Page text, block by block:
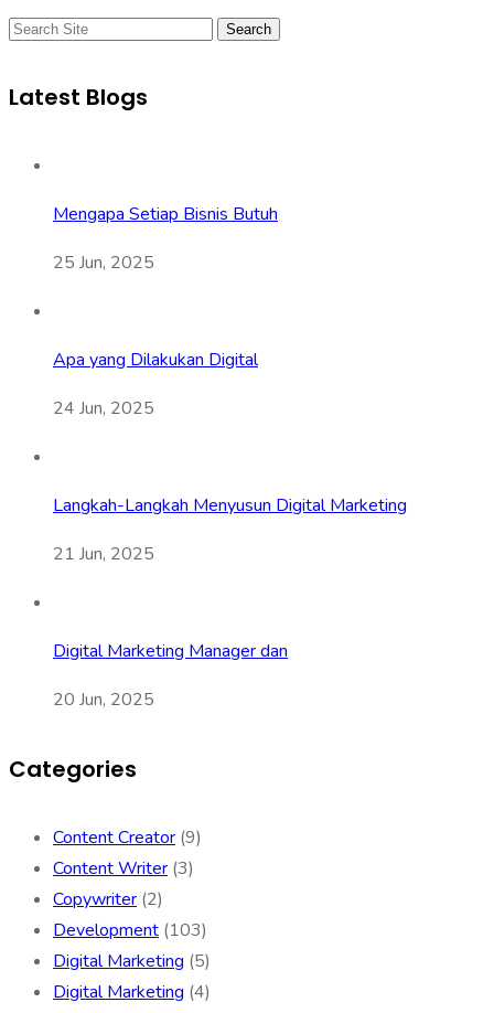
Search
Latest Blogs
Mengapa Setiap Bisnis Butuh
25 Jun, 2025
Apa yang Dilakukan Digital
24 Jun, 2025
Langkah-Langkah Menyusun Digital Marketing
21 Jun, 2025
Digital Marketing Manager dan
20 Jun, 2025
Categories
Content Creator (9)
Content Writer (3)
Copywriter (2)
Development (103)
Digital Marketing (5)
Digital Marketing (4)